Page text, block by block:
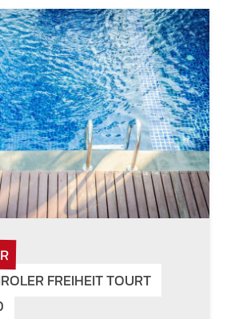
FREIHEIT TOURT